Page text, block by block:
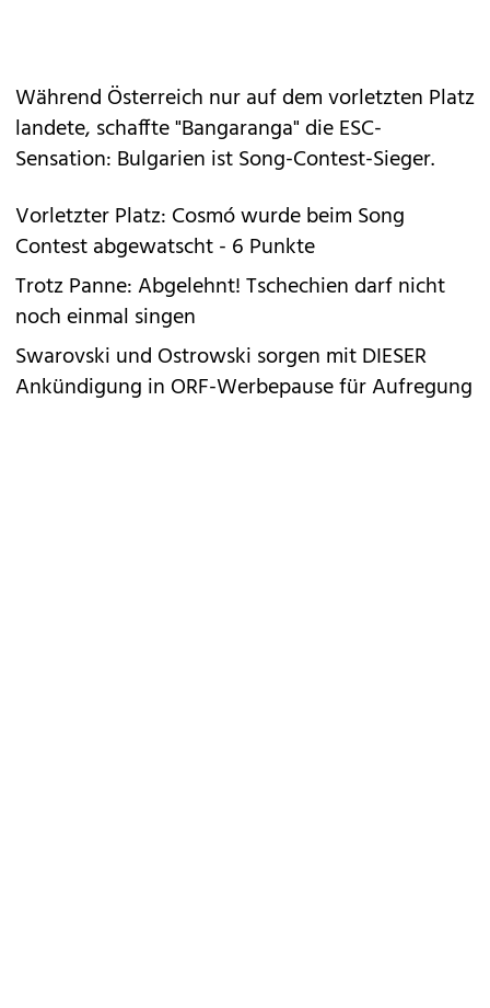
Während Österreich nur auf dem vorletzten Platz
landete, schaffte "Bangaranga" die ESC-
Sensation: Bulgarien ist Song-Contest-Sieger.
Vorletzter Platz: Cosmó wurde beim Song
Contest abgewatscht - 6 Punkte
Trotz Panne: Abgelehnt! Tschechien darf nicht
noch einmal singen
Swarovski und Ostrowski sorgen mit DIESER
Ankündigung in ORF-Werbepause für Aufregung